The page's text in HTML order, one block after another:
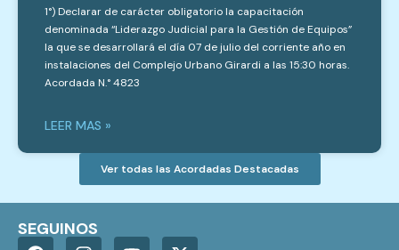
1°) Declarar de carácter obligatorio la capacitación
denominada “Liderazgo Judicial para la Gestión de Equipos”
la que se desarrollará el día 07 de julio del corriente año en
instalaciones del Complejo Urbano Girardi a las 15:30 horas.
Acordada N.° 4823
LEER MAS »
Ver todas las Acordadas Destacadas
SEGUINOS